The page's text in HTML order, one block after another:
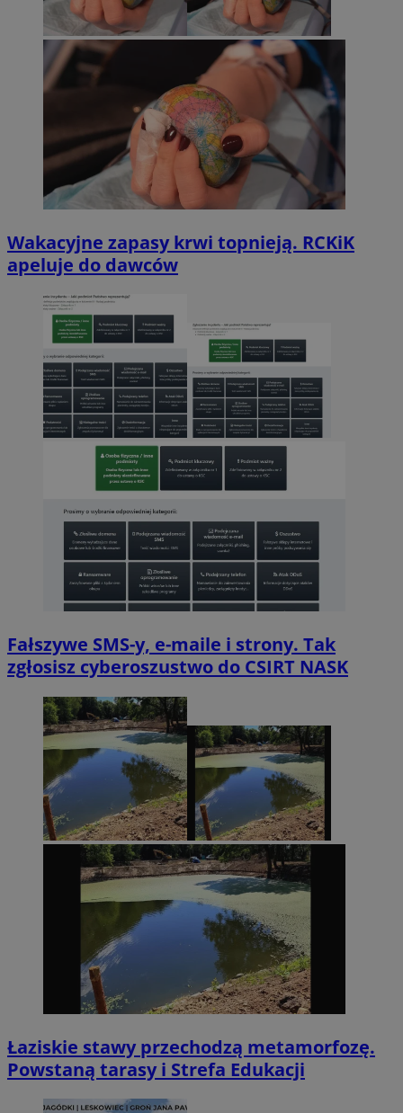
Wakacyjne zapasy krwi topnieją. RCKiK
apeluje do dawców
Fałszywe SMS-y, e-maile i strony. Tak
zgłosisz cyberoszustwo do CSIRT NASK
Łaziskie stawy przechodzą metamorfozę.
Powstaną tarasy i Strefa Edukacji